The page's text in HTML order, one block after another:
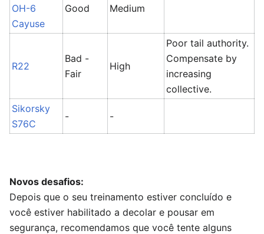
OH-6
Cayuse
Good Medium
R22
Bad -
Fair
High
Poor tail authority.
Compensate by
increasing
collective.
Sikorsky
S76C
- -
Novos desafios:
Depois que o seu treinamento estiver concluído e
você estiver habilitado a decolar e pousar em
segurança, recomendamos que você tente alguns